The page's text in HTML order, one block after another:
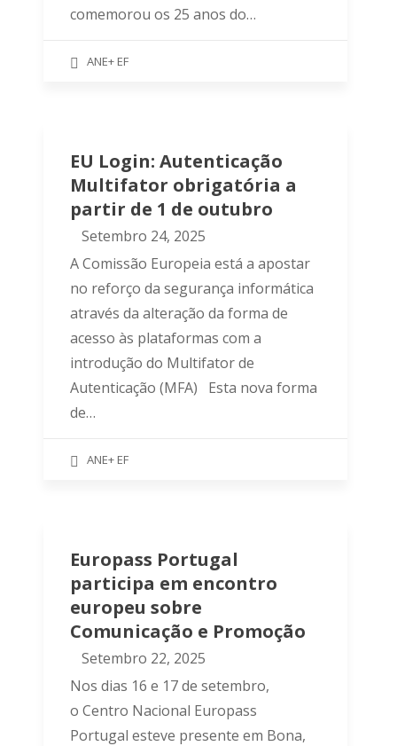
comemorou os 25 anos do…
ANE+ EF
EU Login: Autenticação
Multifator obrigatória a
partir de 1 de outubro
Setembro 24, 2025
A Comissão Europeia está a apostar
no reforço da segurança informática
através da alteração da forma de
acesso às plataformas com a
introdução do Multifator de
Autenticação (MFA) Esta nova forma
de…
ANE+ EF
Europass Portugal
participa em encontro
europeu sobre
Comunicação e Promoção
Setembro 22, 2025
Nos dias 16 e 17 de setembro,
o Centro Nacional Europass
Portugal esteve presente em Bona,